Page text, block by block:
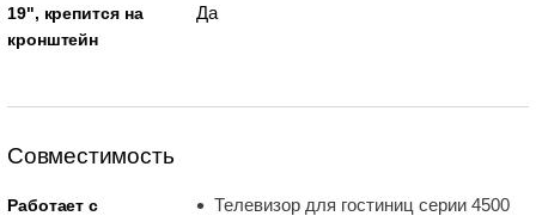
19", крепится на
кронштейн
Да
Совместимость
Работает с
Телевизор для гостиниц серии 4500